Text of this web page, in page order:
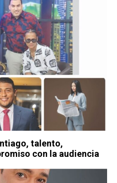
talento,
con la audiencia